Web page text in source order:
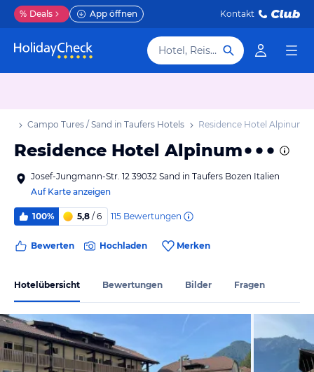
% Deals App öffnen Kontakt
Hotel, Reiseziel
Campo Tures / Sand in Taufers Hotels Residence Hotel Alpinum
Residence Hotel Alpinum
Josef-Jungmann-Str. 12 39032 Sand in Taufers Bozen Italien
Auf Karte anzeigen
100% 5,8 / 6 115 Bewertungen
Bewerten Hochladen Merken
Hotelübersicht Bewertungen Bilder Fragen